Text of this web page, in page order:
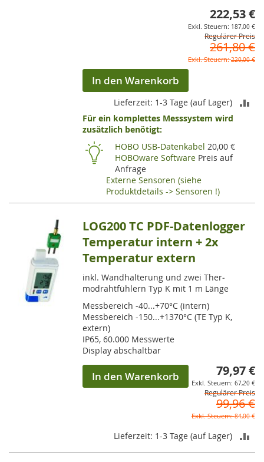
222,53 €
187,00 €
Regulärer Preis
261,80 €
220,00 €
In den Warenkorb
Lieferzeit: 1-3 Tage (auf Lager)
Für ein komplettes Messsystem wird
zusätzlich benötigt:
HOBO USB-Datenkabel 20,00 €
HOBOware Software Preis auf
Anfrage
Externe Sensoren (siehe
Produktdetails -> Sensoren !)
LOG200 TC PDF-Datenlogger
Temperatur intern + 2x
Temperatur extern
inkl. Wand­hal­te­rung und zwei Ther­
modrahtfühlern Typ K mit 1 m Länge
Messbereich -40...+70°C (intern)
Messbereich -150...+1370°C (TE Typ K,
extern)
IP65, 60.000 Messwerte
Display abschaltbar
79,97 €
67,20 €
Regulärer Preis
99,96 €
84,00 €
In den Warenkorb
Lieferzeit: 1-3 Tage (auf Lager)